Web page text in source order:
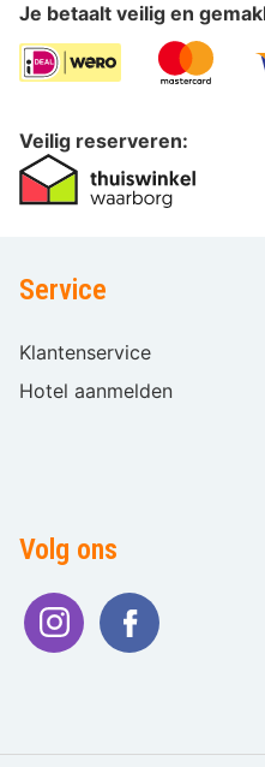
Je betaalt veilig en
Veilig reserveren:
Service
Klantenservice
Hotel aanmelden
Volg ons